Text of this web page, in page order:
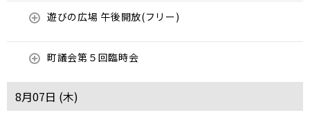
遊びの広場 午後開放(フリー)
町議会第５回臨時会
8月07日 (木)